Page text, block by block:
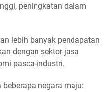
peningkatan dalam
lebih banyak pendapatan
dengan sektor jasa
pasca-industri.
negara maju: